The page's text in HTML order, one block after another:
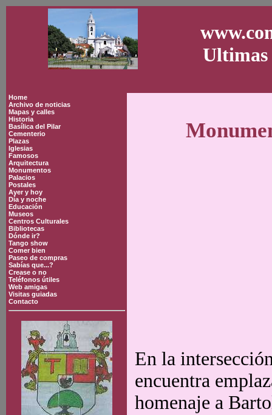
Ultimas
Home
Archivo de noticias
Mapas y calles
Historia
Basílica del Pilar
Cementerio
Plazas
Iglesias
Famosos
Arquitectura
Monumentos
Palacios
Postales
Ayer y hoy
Día y noche
Educación
Museos
Centros Culturales
Bibliotecas
Dónde ir?
Tango show
Comer bien
Paseo de compras
Sabías que...?
Crease o no
Teléfonos útiles
Web amigas
Visitas guiadas
Contacto
En la
encuentra
homenaje a